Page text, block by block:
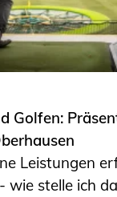
Golfen:
Leistungen
wie stelle ich